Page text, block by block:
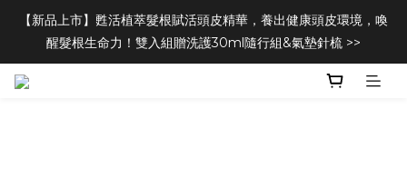
【新品上市】甦活植萃髮根賦活頭皮精華，養出健康頭皮環境，喚
醒髮根生命力！雙入組贈洗護30ml隨行組&氣墊針梳 >>